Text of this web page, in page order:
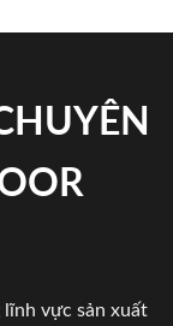
vực sản xuất